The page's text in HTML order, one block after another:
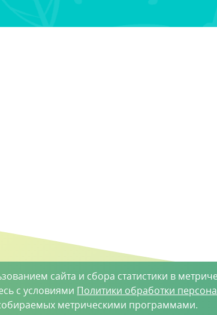
сайта и сбора статистики в
с условиями Политики обработки
метрическими программами.